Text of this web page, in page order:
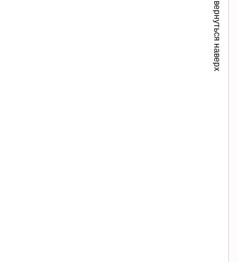
вернуться наверх